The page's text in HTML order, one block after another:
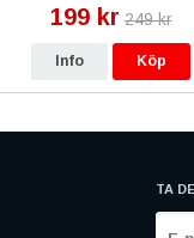
199 kr 249 kr
Info Köp
TA